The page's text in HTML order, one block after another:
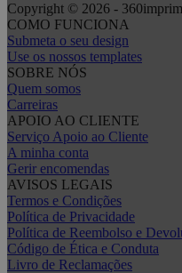
Copyright © 2026 -
COMO FUNCIONA
Submeta o seu design
Use os nossos templates
SOBRE NÓS
Quem somos
Carreiras
APOIO AO CLIENTE
Serviço Apoio ao Cliente
A minha conta
Gerir encomendas
AVISOS LEGAIS
Termos e Condições
Política de Privacidade
Política de Reembolso e
Código de Ética e Conduta
Livro de Reclamações